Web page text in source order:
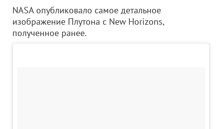
NASA опубликовало самое детальное
изображение Плутона с New Horizons,
полученное ранее.